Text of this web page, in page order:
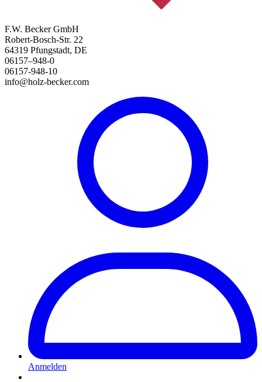
F.W. Becker GmbH
Robert-Bosch-Str. 22
64319 Pfungstadt, DE
06157–948-0
06157-948-10
info@holz-becker.com
Anmelden